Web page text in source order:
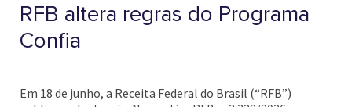
RFB altera regras do Programa
Confia
Em 18 de junho, a Receita Federal do Brasil (“RFB”)